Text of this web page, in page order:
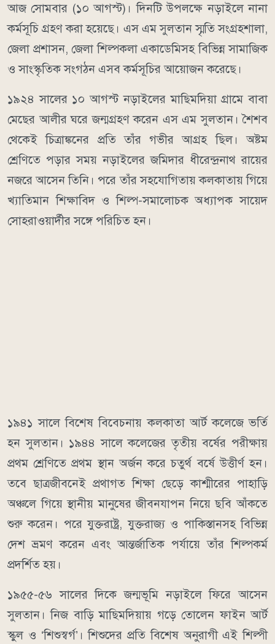
আজ সোমবার (১০ আগস্ট)। দিনটি উপলক্ষে নড়াইলে নানা
কর্মসূচি গ্রহণ করা হয়েছে। এস এম সুলতান স্মৃতি সংগ্রহশালা,
জেলা প্রশাসন, জেলা শিল্পকলা একাডেমিসহ বিভিন্ন সামাজিক
ও সাংস্কৃতিক সংগঠন এসব কর্মসূচির আয়োজন করেছে।
১৯২৪ সালের ১০ আগস্ট নড়াইলের মাছিমদিয়া গ্রামে বাবা
মেছের আলীর ঘরে জন্মগ্রহণ করেন এস এম সুলতান। শৈশব
থেকেই চিত্রাঙ্কনের প্রতি তাঁর গভীর আগ্রহ ছিল। অষ্টম
শ্রেণিতে পড়ার সময় নড়াইলের জমিদার ধীরেন্দ্রনাথ রায়ের
নজরে আসেন তিনি। পরে তাঁর সহযোগিতায় কলকাতায় গিয়ে
খ্যাতিমান শিক্ষাবিদ ও শিল্প-সমালোচক অধ্যাপক সায়েদ
সোহরাওয়ার্দীর সঙ্গে পরিচিত হন।
১৯৪১ সালে বিশেষ বিবেচনায় কলকাতা আর্ট কলেজে ভর্তি
হন সুলতান। ১৯৪৪ সালে কলেজের তৃতীয় বর্ষের পরীক্ষায়
প্রথম শ্রেণিতে প্রথম স্থান অর্জন করে চতুর্থ বর্ষে উত্তীর্ণ হন।
তবে ছাত্রজীবনেই প্রথাগত শিক্ষা ছেড়ে কাশ্মীরের পাহাড়ি
অঞ্চলে গিয়ে স্থানীয় মানুষের জীবনযাপন নিয়ে ছবি আঁকতে
শুরু করেন। পরে যুক্তরাষ্ট্র, যুক্তরাজ্য ও পাকিস্তানসহ বিভিন্ন
দেশ ভ্রমণ করেন এবং আন্তর্জাতিক পর্যায়ে তাঁর শিল্পকর্ম
প্রদর্শিত হয়।
১৯৫৫-৫৬ সালের দিকে জন্মভূমি নড়াইলে ফিরে আসেন
সুলতান। নিজ বাড়ি মাছিমদিয়ায় গড়ে তোলেন ফাইন আর্ট
স্কুল ও ‘শিশুস্বর্গ’। শিশুদের প্রতি বিশেষ অনুরাগী এই শিল্পী